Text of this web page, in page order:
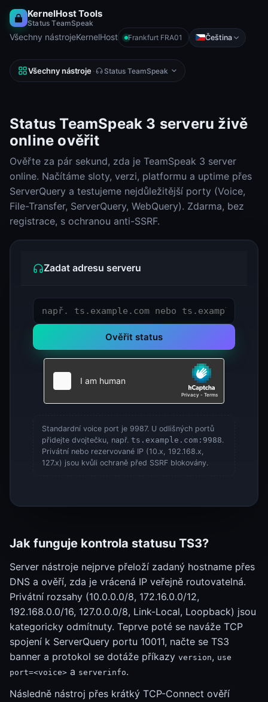
KernelHost Tools
Status TeamSpeak
Všechny nástrojeKernelHost Frankfurt FRA01 Čeština
Všechny nástroje · Status TeamSpeak
Status TeamSpeak 3 serveru živě
online ověřit
Ověřte za pár sekund, zda je TeamSpeak 3 server
online. Načítáme sloty, verzi, platformu a uptime přes
ServerQuery a testujeme nejdůležitější porty (Voice,
File-Transfer, ServerQuery, WebQuery). Zdarma, bez
registrace, s ochranou anti-SSRF.
Zadat adresu serveru
Ověřit status
Standardní voice port je 9987. U odlišných portů
přidejte dvojtečku, např. ts.example.com:9988.
Privátní nebo rezervované IP (10.x, 192.168.x,
127.x) jsou kvůli ochraně před SSRF blokovány.
Jak funguje kontrola statusu TS3?
Server nástroje nejprve přeloží zadaný hostname přes
DNS a ověří, zda je vrácená IP veřejně routovatelná.
Privátní rozsahy (10.0.0.0/8, 172.16.0.0/12,
192.168.0.0/16, 127.0.0.0/8, Link-Local, Loopback) jsou
kategoricky odmítnuty. Teprve poté se naváže TCP
spojení k ServerQuery portu 10011, načte se TS3
banner a protokol se dotáže příkazy version, use
port=<voice> a serverinfo.
Následně nástroj přes krátký TCP-Connect ověří